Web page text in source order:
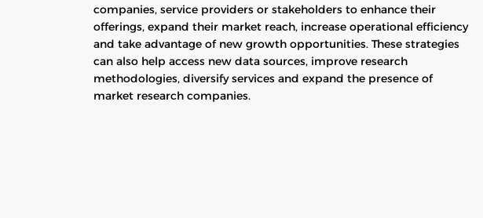
companies, service providers or stakeholders to enhance their
offerings, expand their market reach, increase operational efficiency
and take advantage of new growth opportunities. These strategies
can also help access new data sources, improve research
methodologies, diversify services and expand the presence of
market research companies.